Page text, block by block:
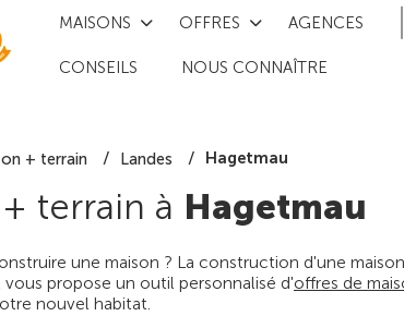
MAISONS OFFRES AGENCES
CONSEILS NOUS CONNAÎTRE
+ terrain Landes Hagetmau
terrain à Hagetmau
une maison ? La construction d'une
propose un outil personnalisé d'offres de
nouvel habitat.